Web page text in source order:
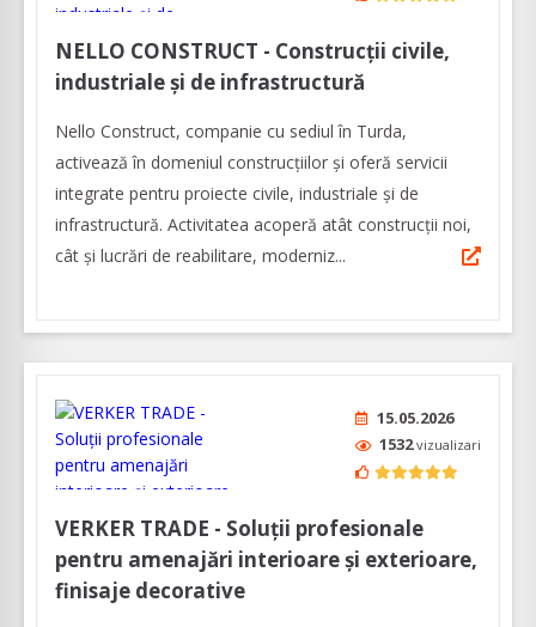
NELLO CONSTRUCT - Construcții civile,
industriale și de infrastructură
Nello Construct, companie cu sediul în Turda,
activează în domeniul construcțiilor și oferă servicii
integrate pentru proiecte civile, industriale și de
infrastructură. Activitatea acoperă atât construcții noi,
cât și lucrări de reabilitare, moderniz...
15.05.2026
1532vizualizari
VERKER TRADE - Soluţii profesionale
pentru amenajări interioare şi exterioare,
finisaje decorative